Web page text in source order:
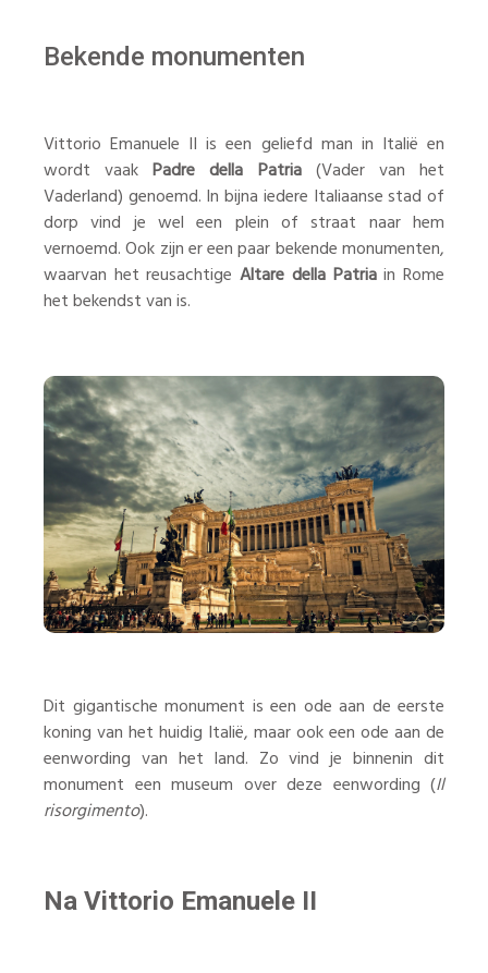
Bekende monumenten
Vittorio Emanuele II is een geliefd man in Italië en
wordt vaakPadre della Patria(Vader van het
Vaderland) genoemd. In bijna iedere Italiaanse stad of
dorp vind je wel een plein of straat naar hem
vernoemd. Ook zijn er een paar bekende monumenten,
waarvan het reusachtigeAltare della Patriain Rome
het bekendst van is.
Dit gigantische monument is een ode aan de eerste
koning van het huidig Italië, maar ook een ode aan de
eenwording van het land. Zo vind je binnenin dit
monument een museum over deze eenwording (Il
risorgimento).
Na Vittorio Emanuele II